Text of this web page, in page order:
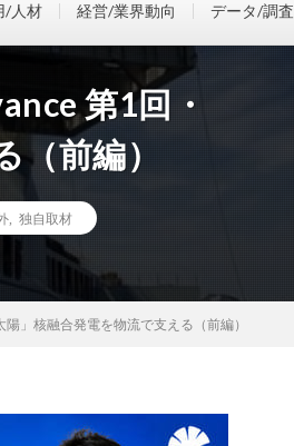
/人材 経営/業界動向 データ/調査
第1回・
（前編）
独自取材
」核融合発電を物流で支える（前編）